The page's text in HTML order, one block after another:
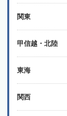
関東
甲信越・北陸
東海
関西